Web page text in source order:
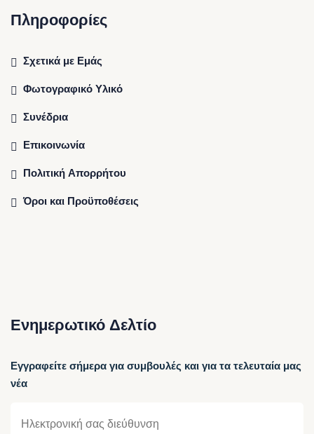
Πληροφορίες
Σχετικά με Εμάς
Φωτογραφικό Υλικό
Συνέδρια
Επικοινωνία
Πολιτική Απορρήτου
Όροι και Προϋποθέσεις
Ενημερωτικό Δελτίο
Εγγραφείτε σήμερα για συμβουλές και για τα τελευταία μας
νέα